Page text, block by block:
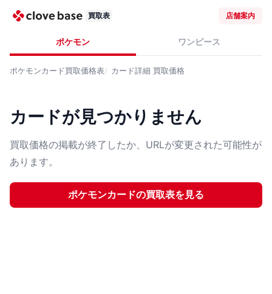
買取表 店舗案内
ポケモン ワンピース
ポケモンカード買取価格表 カード詳細 買取価格
カードが見つかりません
買取価格の掲載が終了したか、URLが変更された可能性が
あります。
ポケモンカードの買取表を見る